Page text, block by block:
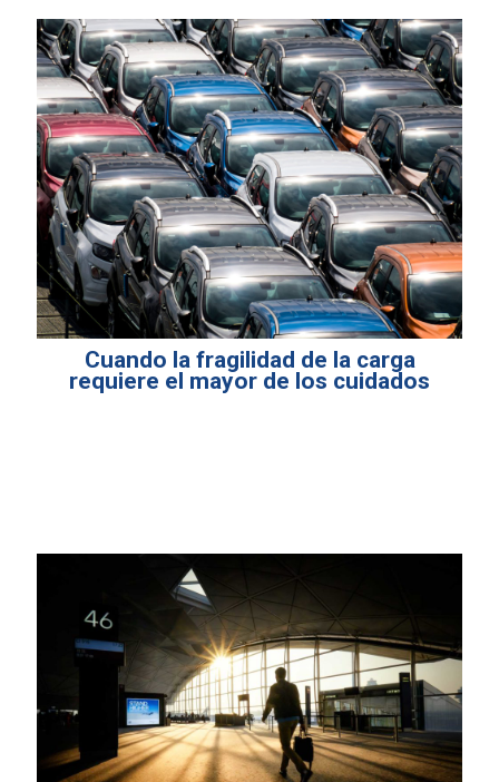
Cuando la fragilidad de la carga
requiere el mayor de los cuidados